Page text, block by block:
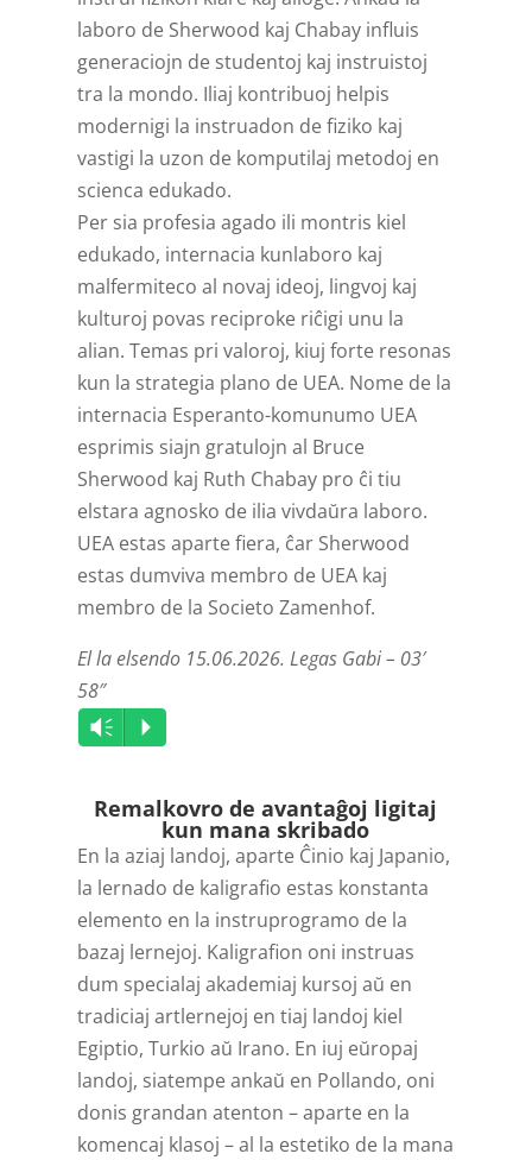
laboro de Sherwood kaj Chabay influis
generaciojn de studentoj kaj instruistoj
tra la mondo. Iliaj kontribuoj helpis
modernigi la instruadon de fiziko kaj
vastigi la uzon de komputilaj metodoj en
scienca edukado.
Per sia profesia agado ili montris kiel
edukado, internacia kunlaboro kaj
malfermiteco al novaj ideoj, lingvoj kaj
kulturoj povas reciproke riĉigi unu la
alian. Temas pri valoroj, kiuj forte resonas
kun la strategia plano de UEA. Nome de la
internacia Esperanto-komunumo UEA
esprimis siajn gratulojn al Bruce
Sherwood kaj Ruth Chabay pro ĉi tiu
elstara agnosko de ilia vivdaŭra laboro.
UEA estas aparte fiera, ĉar Sherwood
estas dumviva membro de UEA kaj
membro de la Societo Zamenhof.
El la elsendo 15.06.2026. Legas Gabi – 03′
58″
Audio
Player
Vm P
Remalkovro de avantaĝoj ligitaj
kun mana skribado
En la aziaj landoj, aparte Ĉinio kaj Japanio,
la lernado de kaligrafio estas konstanta
elemento en la instruprogramo de la
bazaj lernejoj. Kaligrafion oni instruas
dum specialaj akademiaj kursoj aŭ en
tradiciaj artlernejoj en tiaj landoj kiel
Egiptio, Turkio aŭ Irano. En iuj eŭropaj
landoj, siatempe ankaŭ en Pollando, oni
donis grandan atenton – aparte en la
komencaj klasoj – al la estetiko de la mana